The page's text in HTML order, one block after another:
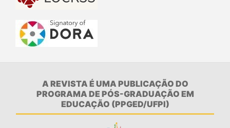
A REVISTA É UMA PUBLICAÇÃO DO
PROGRAMA DE PÓS-GRADUAÇÃO EM
EDUCAÇÃO (PPGED/UFPI)